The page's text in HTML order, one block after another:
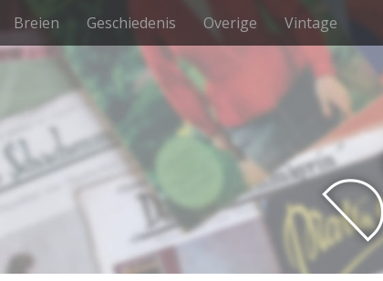
H
o
o
m
e
n
u
r
a
r
o
Breien Geschiedenis Overige Vintage